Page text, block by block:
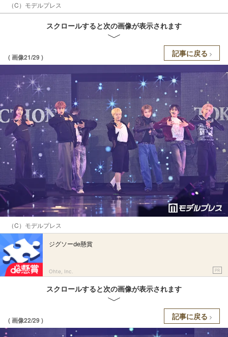
（C）モデルプレス
スクロールすると次の画像が表示されます
( 画像21/29 ) 記事に戻る
（C）モデルプレス
ジグソーde懸賞
Ohte, Inc. PR
スクロールすると次の画像が表示されます
( 画像22/29 ) 記事に戻る